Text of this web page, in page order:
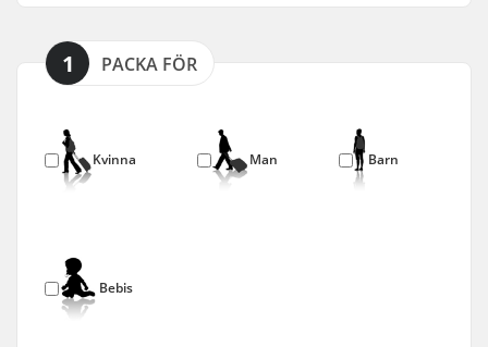
1 PACKA FÖR
Kvinna Man Barn
Bebis